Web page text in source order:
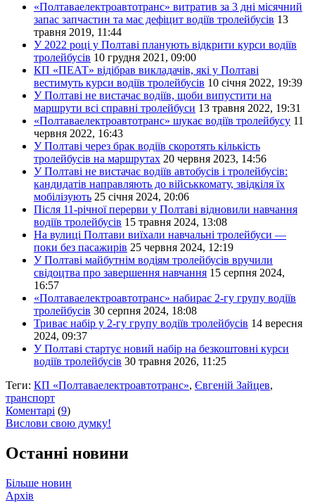
«Полтаваелектроавтотранс» витратив за 3 дні місячний
запас запчастин та має дефіцит водіїв тролейбусів 13
травня 2019, 11:44
У 2022 році у Полтаві планують відкрити курси водіїв
тролейбусів 10 грудня 2021, 09:00
КП «ПЕАТ» відібрав викладачів, які у Полтаві
вестимуть курси водіїв тролейбусів 10 січня 2022, 19:39
У Полтаві не вистачає водіїв, щоби випустити на
маршрути всі справні тролейбуси 13 травня 2022, 19:31
«Полтаваелектроавтотранс» шукає водіїв тролейбусу 11
червня 2022, 16:43
У Полтаві через брак водіїв скоротять кількість
тролейбусів на маршрутах 20 червня 2023, 14:56
У Полтаві не вистачає водіїв автобусів і тролейбусів:
кандидатів направляють до військкомату, звідкіля їх
мобілізують 25 січня 2024, 20:06
Після 11-річної перерви у Полтаві відновили навчання
водіїв тролейбусів 15 травня 2024, 13:08
На вулиці Полтави виїхали навчальні тролейбуси —
поки без пасажирів 25 червня 2024, 12:19
У Полтаві майбутнім водіям тролейбусів вручили
свідоцтва про завершення навчання 15 серпня 2024,
16:57
«Полтаваелектроавтотранс» набирає 2-гу групу водіїв
тролейбусів 30 серпня 2024, 18:08
Триває набір у 2-гу групу водіїв тролейбусів 14 вересня
2024, 09:37
У Полтаві стартує новий набір на безкоштовні курси
водіїв тролейбусів 30 травня 2026, 11:25
Теги: КП «Полтаваелектроавтотранс», Євгеній Зайцев,
транспорт
Коментарі (9)
Вислови свою думку!
Останні новини
Більше новин
Архів